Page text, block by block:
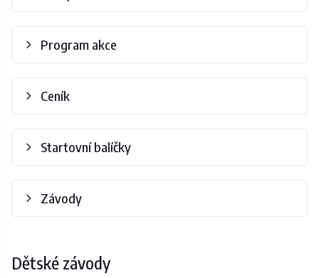
Program akce
Ceník
Startovní balíčky
Závody
Dětské závody